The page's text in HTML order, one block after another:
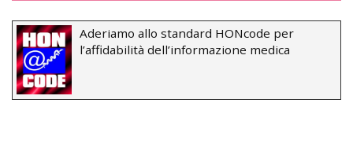
Aderiamo allo standard HONcode per
l’affidabilità dell’informazione medica